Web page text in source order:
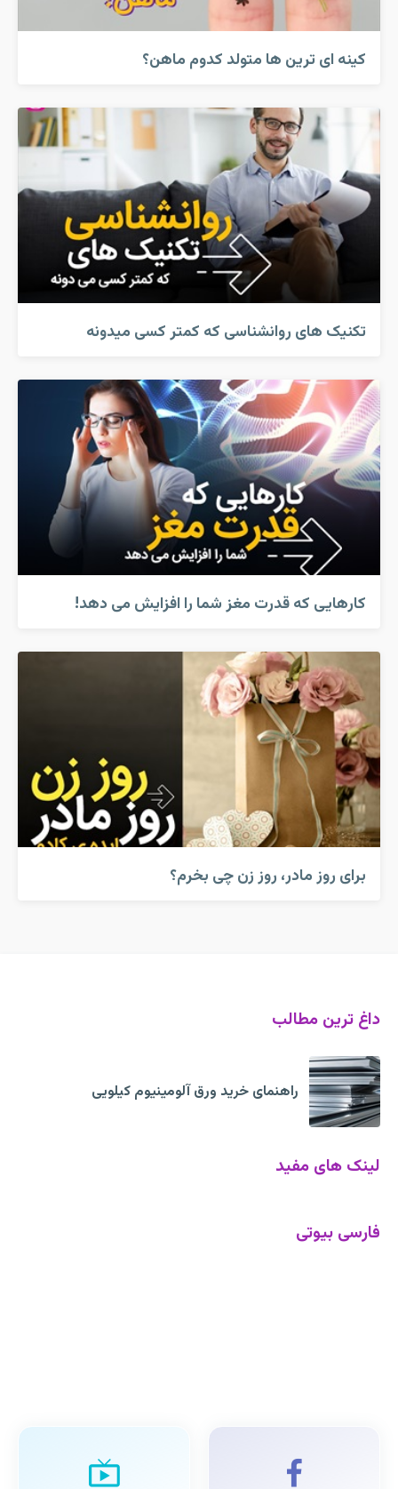
کینه ای ترین ها متولد کدوم ماهن؟
تکنیک های روانشناسی که کمتر کسی میدونه
کارهایی که قدرت مغز شما را افزایش می دهد!
برای روز مادر، روز زن چی بخرم؟
داغ ترین مطالب
راهنمای خرید ورق آلومینیوم کیلویی
لینک های مفید
فارسی بیوتی